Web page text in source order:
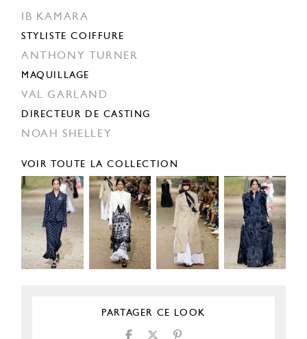
IB KAMARA
STYLISTE COIFFURE
ANTHONY TURNER
MAQUILLAGE
VAL GARLAND
DIRECTEUR DE CASTING
NOAH SHELLEY
VOIR TOUTE LA COLLECTION
PARTAGER CE LOOK